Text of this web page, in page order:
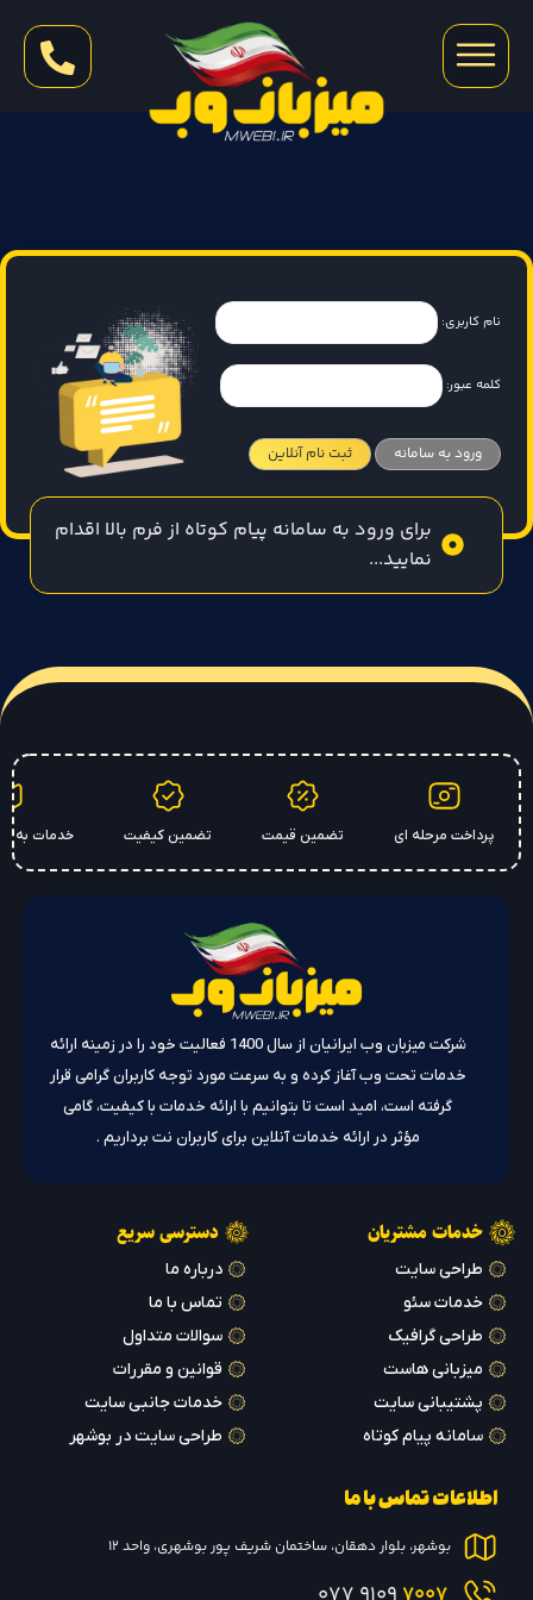
نام کاربری:
کلمه عبور:
برای ورود به سامانه پیام کوتاه از فرم بالا اقدام
نمایید...
پرداخت مرحله ای تضمین قیمت تضمین کیفیت خدمات به
شرکت میزبان وب ایرانیان از سال 1400 فعالیت خود را در زمینه ارائه
خدمات تحت وب آغاز کرده و به سرعت مورد توجه کاربران گرامی قرار
گرفته است، امید است تا بتوانیم با ارائه خدمات با کیفیت، گامی
مؤثر در ارائه خدمات آنلاین برای کاربران نت برداریم .
خدمات مشتریان
طراحی سایت
خدمات سئو
طراحی گرافیک
میزبانی هاست
پشتیبانی سایت
سامانه پیام کوتاه
دسترسی سریع
درباره ما
تماس با ما
سوالات متداول
قوانین و مقررات
خدمات جانبی سایت
طراحی سایت در بوشهر
اطلاعات تماس با ما
بوشهر، بلوار دهقان، ساختمان شریف پور بوشهری، واحد 12